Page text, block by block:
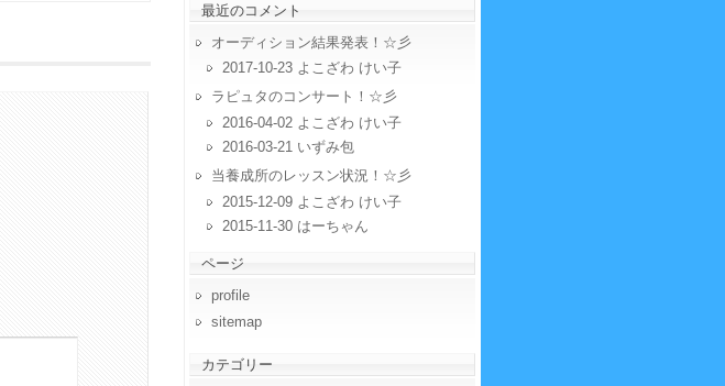
最近のコメント
オーディション結果発表！☆彡
2017-10-23 よこざわ けい子
ラピュタのコンサート！☆彡
2016-04-02 よこざわ けい子
2016-03-21 いずみ包
当養成所のレッスン状況！☆彡
2015-12-09 よこざわ けい子
2015-11-30 はーちゃん
ページ
profile
sitemap
カテゴリー